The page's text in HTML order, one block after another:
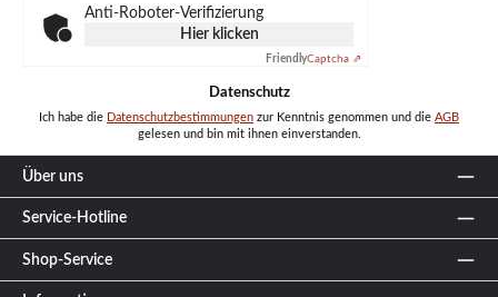
Anti-Roboter-Verifizierung
Hier klicken
FriendlyCaptcha ⇗
Datenschutz
Ich habe die Datenschutzbestimmungen zur Kenntnis genommen und die AGB
gelesen und bin mit ihnen einverstanden.
Über uns
Service-Hotline
Shop-Service